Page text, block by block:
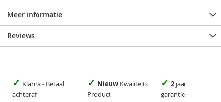
Meer informatie
Reviews
✓ Klarna - Betaal
achteraf
✓ Nieuw Kwaliteits
Product
✓ 2 jaar
garantie